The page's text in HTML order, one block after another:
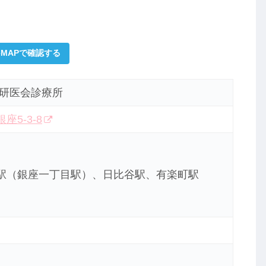
で確認する
医会診療所
座5-3-8
（銀座一丁目駅）、日比谷駅、有楽町駅